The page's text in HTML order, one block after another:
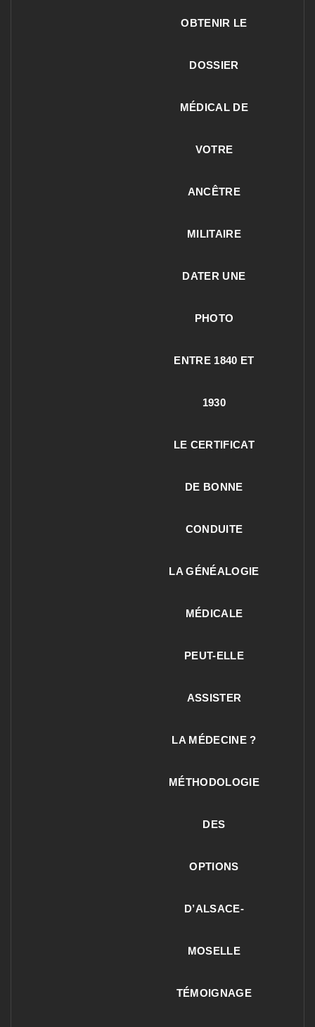
OBTENIR LE
DOSSIER
MÉDICAL DE
VOTRE
ANCÊTRE
MILITAIRE
DATER UNE
PHOTO
ENTRE 1840 ET
1930
LE CERTIFICAT
DE BONNE
CONDUITE
LA GÉNÉALOGIE
MÉDICALE
PEUT-ELLE
ASSISTER
LA MÉDECINE ?
MÉTHODOLOGIE
DES
OPTIONS
D’ALSACE-
MOSELLE
TÉMOIGNAGE